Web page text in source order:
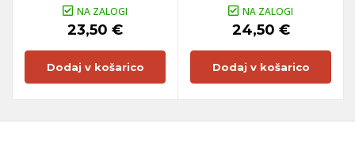
NA ZALOGI
23,50 €
Dodaj v košarico
NA ZALOGI
24,50 €
Dodaj v košarico